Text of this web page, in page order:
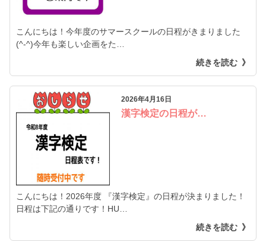
こんにちは！今年度のサマースクールの日程がきまりました
(^-^)今年も楽しい企画をた…
続きを読む
2026年4月16日
漢字検定の日程が…
こんにちは！2026年度 『漢字検定』の日程が決まりました！
日程は下記の通りです！HU…
続きを読む